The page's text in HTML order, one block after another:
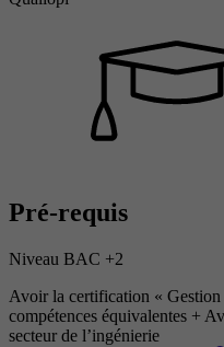
Pré-requis
Niveau BAC +2
Avoir la certification «
compétences équivalentes +
secteur de l’ingénierie